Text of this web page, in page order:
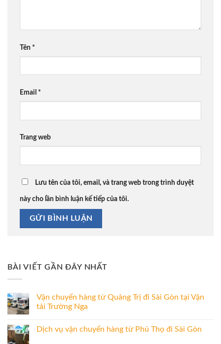
Tên *
Email *
Trang web
Lưu tên của tôi, email, và trang web trong trình duyệt
này cho lần bình luận kế tiếp của tôi.
BÀI VIẾT GẦN ĐÂY NHẤT
Vận chuyển hàng từ Quảng Trị đi Sài Gòn tại Vận
tải Trường Nga
Dịch vụ vận chuyển hàng từ Phú Thọ đi Sài Gòn